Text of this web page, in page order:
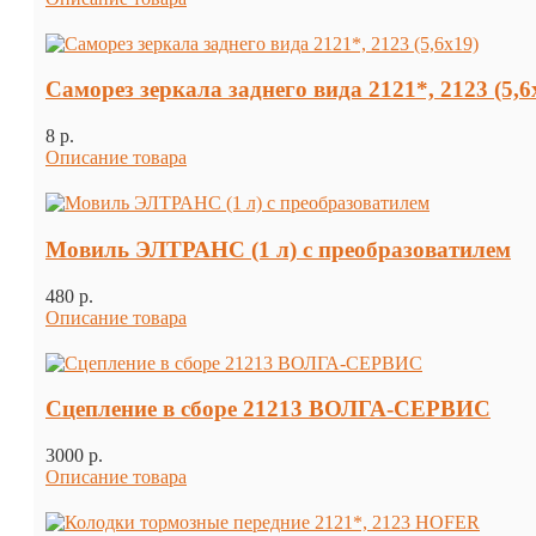
Саморез зеркала заднего вида 2121*, 2123
8 p.
Описание товара
Мовиль ЭЛТРАНС (1 л) с преобразоватилем
480 p.
Описание товара
Сцепление в сборе 21213 ВОЛГА-СЕРВИС
3000 p.
Описание товара